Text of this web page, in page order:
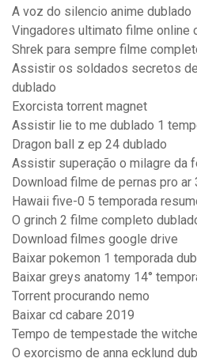
A voz do silencio anime dublado
Vingadores ultimato filme online
Shrek para sempre filme
Assistir os soldados secretos
dublado
Exorcista torrent magnet
Assistir lie to me dublado 1
Dragon ball z ep 24 dublado
Assistir superação o milagre da
Download filme de pernas pro ar
Hawaii five-0 5 temporada
O grinch 2 filme completo
Download filmes google drive
Baixar pokemon 1 temporada
Baixar greys anatomy 14°
Torrent procurando nemo
Baixar cd cabare 2019
Tempo de tempestade the
O exorcismo de anna ecklund